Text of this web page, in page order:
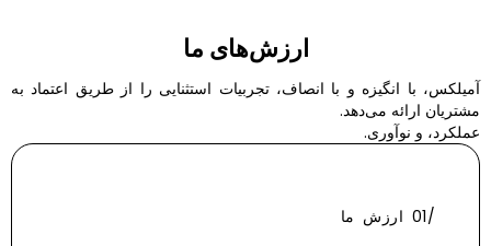
ارزش‌های ما
با انگیزه و با انصاف، تجربیات استثنایی را از طریق اعتماد به
ارائه می‌دهد.
و نوآوری.